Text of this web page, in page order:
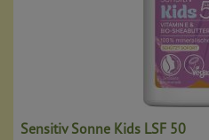
Sensitiv Sonne Kids LSF 50